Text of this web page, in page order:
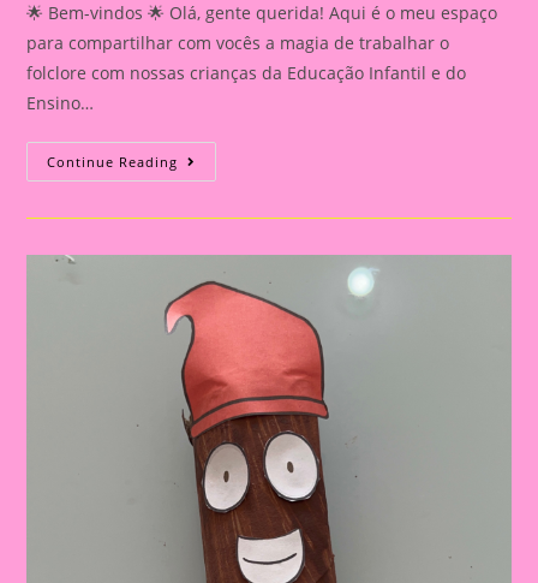
🌟 Bem-vindos 🌟 Olá, gente querida! Aqui é o meu espaço
para compartilhar com vocês a magia de trabalhar o
folclore com nossas crianças da Educação Infantil e do
Ensino…
Continue Reading Atividade
Sobre
Folclore
Folclore
Saci
Língua
De
Sogra